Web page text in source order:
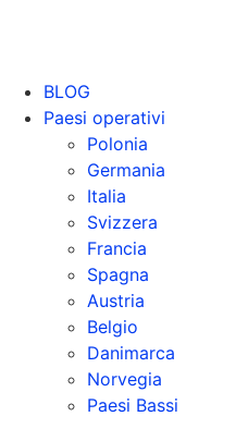
BLOG
Paesi operativi
Polonia
Germania
Italia
Svizzera
Francia
Spagna
Austria
Belgio
Danimarca
Norvegia
Paesi Bassi